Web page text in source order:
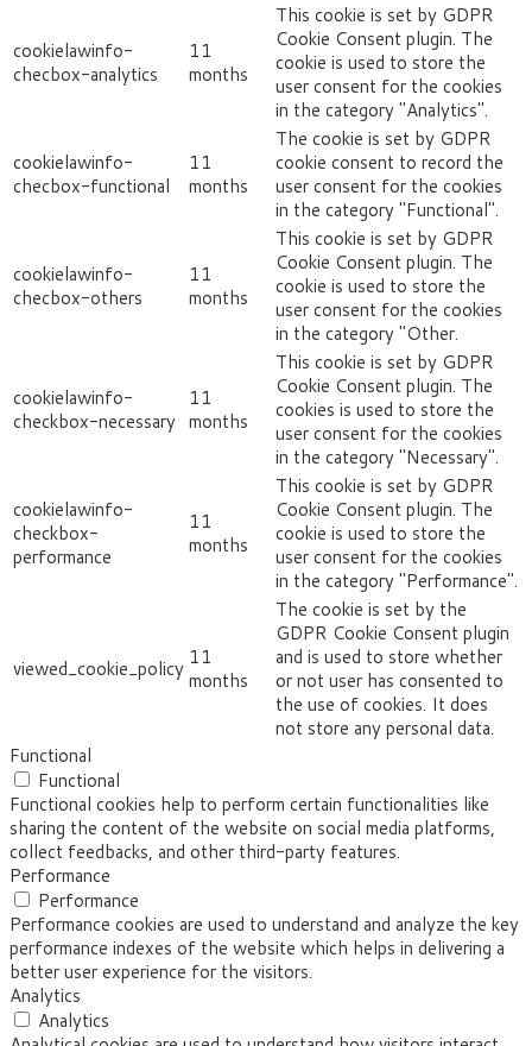
cookielawinfo-
checbox-analytics
11
months
This cookie is set by GDPR
Cookie Consent plugin. The
cookie is used to store the
user consent for the cookies
in the category "Analytics".
cookielawinfo-
checbox-functional
11
months
The cookie is set by GDPR
cookie consent to record the
user consent for the cookies
in the category "Functional".
cookielawinfo-
checbox-others
11
months
This cookie is set by GDPR
Cookie Consent plugin. The
cookie is used to store the
user consent for the cookies
in the category "Other.
cookielawinfo-
checkbox-necessary
11
months
This cookie is set by GDPR
Cookie Consent plugin. The
cookies is used to store the
user consent for the cookies
in the category "Necessary".
cookielawinfo-
checkbox-
performance
11
months
This cookie is set by GDPR
Cookie Consent plugin. The
cookie is used to store the
user consent for the cookies
in the category "Performance".
viewed_cookie_policy 11
months
The cookie is set by the
GDPR Cookie Consent plugin
and is used to store whether
or not user has consented to
the use of cookies. It does
not store any personal data.
Functional
Functional
Functional cookies help to perform certain functionalities like
sharing the content of the website on social media platforms,
collect feedbacks, and other third-party features.
Performance
Performance
Performance cookies are used to understand and analyze the key
performance indexes of the website which helps in delivering a
better user experience for the visitors.
Analytics
Analytics